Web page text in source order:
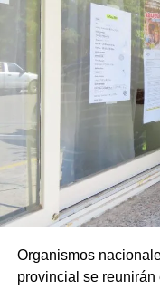
Organismos
provincial se